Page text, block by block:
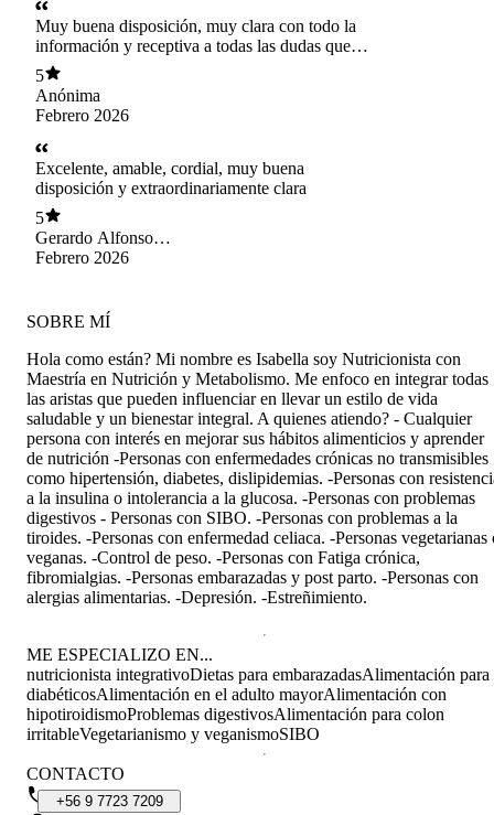
Muy buena disposición, muy clara con todo la
información y receptiva a todas las dudas que
uno tiene
5
Anónima
Febrero 2026
Excelente, amable, cordial, muy buena
disposición y extraordinariamente clara
5
Gerardo Alfonso
Pizarro González
Febrero 2026
SOBRE MÍ
Hola como están? Mi nombre es Isabella soy Nutricionista con
Maestría en Nutrición y Metabolismo. Me enfoco en integrar todas
las aristas que pueden influenciar en llevar un estilo de vida
saludable y un bienestar integral. A quienes atiendo? - Cualquier
persona con interés en mejorar sus hábitos alimenticios y aprender
de nutrición -Personas con enfermedades crónicas no transmisibles
como hipertensión, diabetes, dislipidemias. -Personas con
a la insulina o intolerancia a la glucosa. -Personas con problemas
digestivos - Personas con SIBO. -Personas con problemas a la
tiroides. -Personas con enfermedad celiaca. -Personas vegetarianas
veganas. -Control de peso. -Personas con Fatiga crónica,
fibromialgias. -Personas embarazadas y post parto. -Personas con
alergias alimentarias. -Depresión. -Estreñimiento.
ME ESPECIALIZO EN...
nutricionista integrativoDietas para embarazadasAlimentación para
diabéticosAlimentación en el adulto mayorAlimentación con
hipotiroidismoProblemas digestivosAlimentación para colon
irritableVegetarianismo y veganismoSIBO
CONTACTO
+56 9 7723 7209